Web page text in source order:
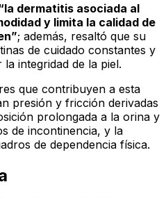
dermatitis asociada al
y limita la calidad de
; además, resaltó que su
de cuidado constantes y
integridad de la piel.
que contribuyen a esta
presión y fricción derivadas
prolongada a la orina y
de incontinencia, y la
de dependencia física.